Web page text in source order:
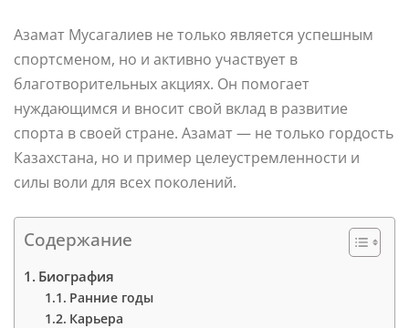
Азамат Мусагалиев не только является успешным
спортсменом, но и активно участвует в
благотворительных акциях. Он помогает
нуждающимся и вносит свой вклад в развитие
спорта в своей стране. Азамат — не только гордость
Казахстана, но и пример целеустремленности и
силы воли для всех поколений.
Содержание
Биография
Ранние годы
Карьера